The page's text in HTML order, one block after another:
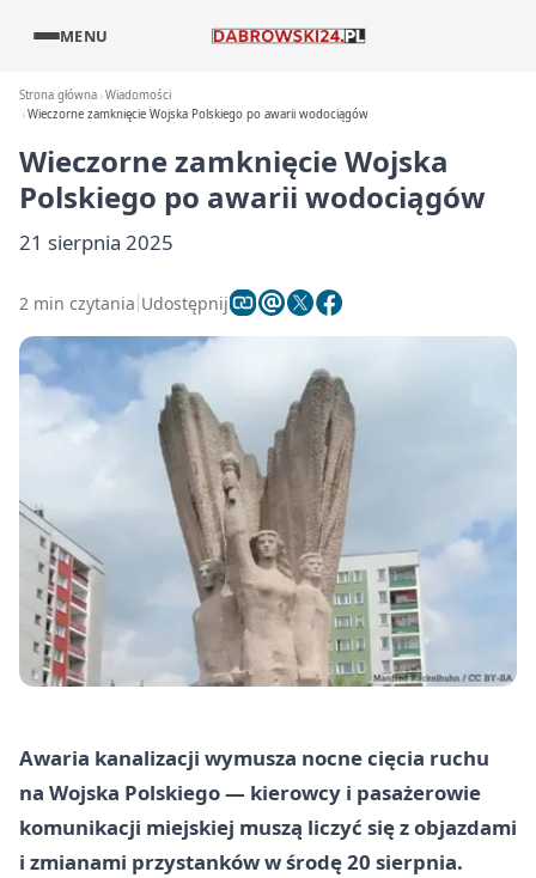
MENU
Strona główna Wiadomości
Wieczorne zamknięcie Wojska Polskiego po awarii wodociągów
Wieczorne zamknięcie Wojska
Polskiego po awarii wodociągów
21 sierpnia 2025
2 min czytania Udostępnij
Awaria kanalizacji wymusza nocne cięcia ruchu
na Wojska Polskiego — kierowcy i pasażerowie
komunikacji miejskiej muszą liczyć się z objazdami
i zmianami przystanków w środę 20 sierpnia.